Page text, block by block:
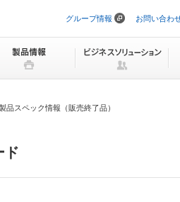
ビ
ョ
を
ス
グループ情報 お問い合わ
品スペック情報（販売終了品）
ド